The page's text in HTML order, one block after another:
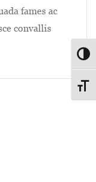
fames ac
convallis